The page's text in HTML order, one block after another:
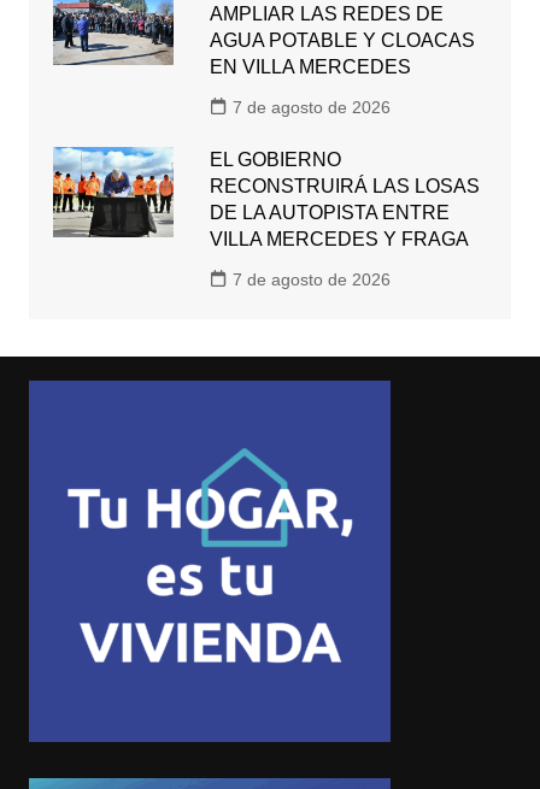
AMPLIAR LAS REDES DE
AGUA POTABLE Y CLOACAS
EN VILLA MERCEDES
7 de agosto de 2026
EL GOBIERNO
RECONSTRUIRÁ LAS LOSAS
DE LA AUTOPISTA ENTRE
VILLA MERCEDES Y FRAGA
7 de agosto de 2026